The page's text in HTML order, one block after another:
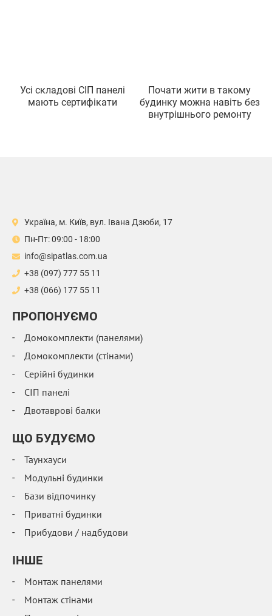
Усi складовi СIП панелi
мають сертифiкати
Почати жити в такому
будинку можна навiть без
внутрiшнього ремонту
Україна, м. Київ, вул. Івана Дзюби, 17
Пн-Пт: 09:00 - 18:00
info@sipatlas.com.ua
+38 (097) 777 55 11
+38 (066) 177 55 11
ПРОПОНУЄМО
Домокомплекти (панелями)
Домокомплекти (стінами)
Серійні будинки
СІП панелі
Двотаврові балки
ЩО БУДУЄМО
Таунхауси
Модульні будинки
Бази відпочинку
Приватні будинки
Прибудови / надбудови
IНШЕ
Монтаж панелями
Монтаж стінами